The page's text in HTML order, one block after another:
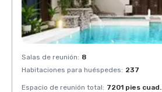
Salas de reunión: 8
Habitaciones para huéspedes: 237
Espacio de reunión total: 7201 pies cuad.